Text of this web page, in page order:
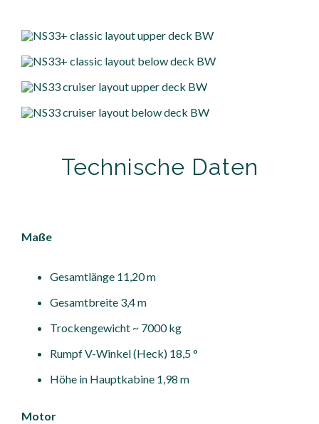
Technische Daten
Maße
Gesamtlänge 11,20 m
Gesamtbreite 3,4 m
Trockengewicht ~ 7000 kg
Rumpf V-Winkel (Heck) 18,5 °
Höhe in Hauptkabine 1,98 m
Motor